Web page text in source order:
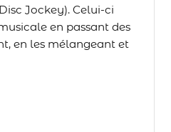
Jockey). Celui-ci
en passant des
en les mélangeant et